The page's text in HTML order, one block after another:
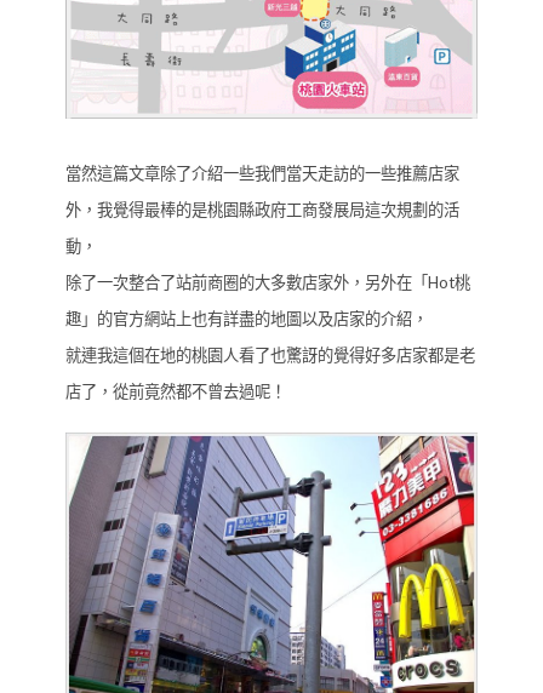
當然這篇文章除了介紹一些我們當天走訪的一些推薦店家
外，我覺得最棒的是桃園縣政府工商發展局這次規劃的活
動，
除了一次整合了站前商圈的大多數店家外，另外在「Hot桃
趣」的官方網站上也有詳盡的地圖以及店家的介紹，
就連我這個在地的桃園人看了也驚訝的覺得好多店家都是老
店了，從前竟然都不曾去過呢！